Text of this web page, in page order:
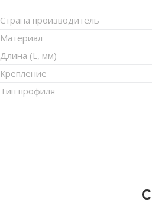
Страна производитель
Материал
Длина (L, мм)
Крепление
Тип профиля